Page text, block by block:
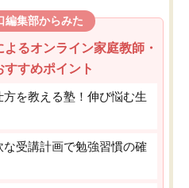
編集部からみた
るオンライン家庭教師・
すめポイント
を教える塾！伸び悩む生
受講計画で勉強習慣の確